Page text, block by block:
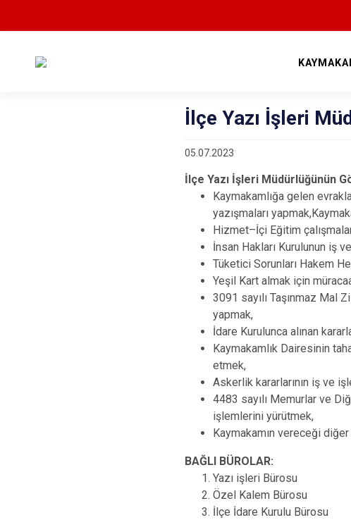
İlçe Yazı İşleri
05.07.2023
İlçe Yazı İşleri Müdürlüğünün
Kaymakamlığa gelen
yazışmaları
Hizmet–İçi Eğitim
İnsan Hakları Kurulunun iş
Tüketici Sorunları Hakem
Yeşil Kart almak için
3091 sayılı Taşınmaz Mal
yapmak,
İdare Kurulunca alınan
Kaymakamlık Dairesinin
etmek,
Askerlik kararlarının iş ve
4483 sayılı Memurlar ve
işlemlerini yürütmek,
Kaymakamın vereceği
BAĞLI BÜROLAR:
Yazı işleri Bürosu
Özel Kalem Bürosu
İlçe İdare Kurulu Bürosu